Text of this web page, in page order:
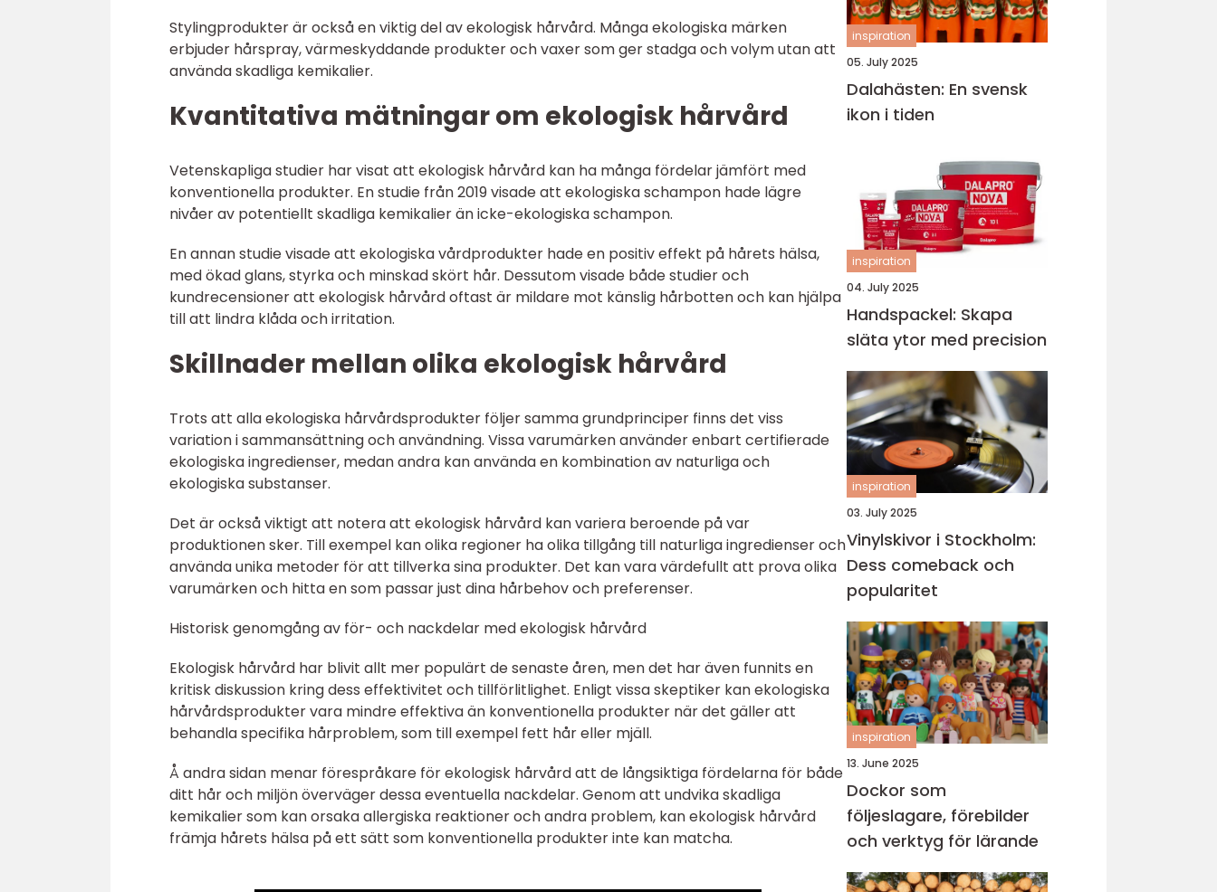
Stylingprodukter är också en viktig del av ekologisk hårvård. Många ekologiska märken
erbjuder hårspray, värmeskyddande produkter och vaxer som ger stadga och volym utan att
använda skadliga kemikalier.
Kvantitativa mätningar om ekologisk hårvård
Vetenskapliga studier har visat att ekologisk hårvård kan ha många fördelar jämfört med
konventionella produkter. En studie från 2019 visade att ekologiska schampon hade lägre
nivåer av potentiellt skadliga kemikalier än icke-ekologiska schampon.
En annan studie visade att ekologiska vårdprodukter hade en positiv effekt på hårets hälsa,
med ökad glans, styrka och minskad skört hår. Dessutom visade både studier och
kundrecensioner att ekologisk hårvård oftast är mildare mot känslig hårbotten och kan hjälpa
till att lindra klåda och irritation.
Skillnader mellan olika ekologisk hårvård
Trots att alla ekologiska hårvårdsprodukter följer samma grundprinciper finns det viss
variation i sammansättning och användning. Vissa varumärken använder enbart certifierade
ekologiska ingredienser, medan andra kan använda en kombination av naturliga och
ekologiska substanser.
Det är också viktigt att notera att ekologisk hårvård kan variera beroende på var
produktionen sker. Till exempel kan olika regioner ha olika tillgång till naturliga ingredienser och
använda unika metoder för att tillverka sina produkter. Det kan vara värdefullt att prova olika
varumärken och hitta en som passar just dina hårbehov och preferenser.
Historisk genomgång av för- och nackdelar med ekologisk hårvård
Ekologisk hårvård har blivit allt mer populärt de senaste åren, men det har även funnits en
kritisk diskussion kring dess effektivitet och tillförlitlighet. Enligt vissa skeptiker kan ekologiska
hårvårdsprodukter vara mindre effektiva än konventionella produkter när det gäller att
behandla specifika hårproblem, som till exempel fett hår eller mjäll.
Å andra sidan menar förespråkare för ekologisk hårvård att de långsiktiga fördelarna för både
ditt hår och miljön överväger dessa eventuella nackdelar. Genom att undvika skadliga
kemikalier som kan orsaka allergiska reaktioner och andra problem, kan ekologisk hårvård
främja hårets hälsa på ett sätt som konventionella produkter inte kan matcha.
inspiration
05. July 2025
Dalahästen: En svensk
ikon i tiden
inspiration
04. July 2025
Handspackel: Skapa
släta ytor med precision
inspiration
03. July 2025
Vinylskivor i Stockholm:
Dess comeback och
popularitet
inspiration
13. June 2025
Dockor som
följeslagare, förebilder
och verktyg för lärande